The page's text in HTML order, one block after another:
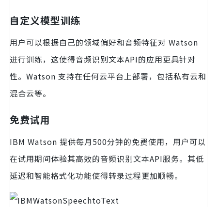
自定义模型训练
用户可以根据自己的领域偏好和音频特征对 Watson
进行训练，这使得音频识别文本API的应用更具针对
性。Watson 支持在任何云平台上部署，包括私有云和
混合云等。
免费试用
IBM Watson 提供每月500分钟的免费使用，用户可以
在试用期间体验其高效的音频识别文本API服务。其低
延迟和智能格式化功能使得转录过程更加顺畅。